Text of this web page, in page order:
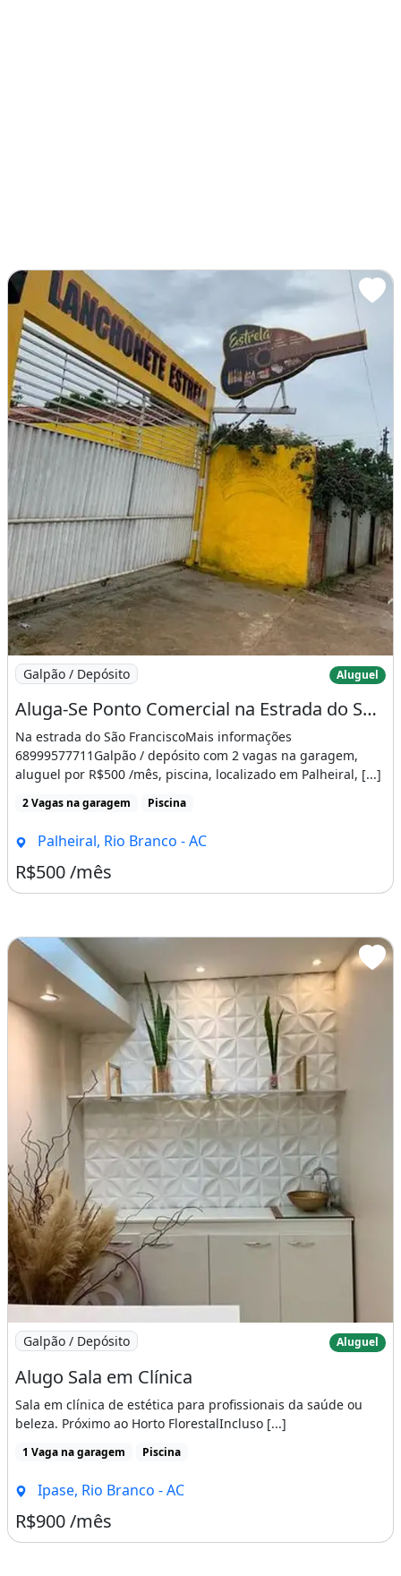
Imagem: Aluga-Se Ponto Comercial na Estrada do São
Galpão / Depósito Aluguel
Aluga-Se Ponto Comercial na Estrada do São Francisco
Na estrada do São FranciscoMais informações
68999577711Galpão / depósito com 2 vagas na garagem,
aluguel por R$500 /mês, piscina, localizado em Palheiral, [...]
2 Vagas na garagem Piscina
Palheiral, Rio Branco - AC
R$500 /mês
Imagem: Alugo Sala em Clínica
Galpão / Depósito Aluguel
Alugo Sala em Clínica
Sala em clínica de estética para profissionais da saúde ou
beleza. Próximo ao Horto FlorestalIncluso [...]
1 Vaga na garagem Piscina
Ipase, Rio Branco - AC
R$900 /mês